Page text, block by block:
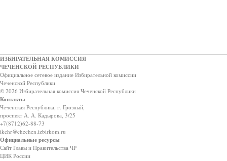
ИЗБИРАТЕЛЬНАЯ КОМИССИЯ
ЧЕЧЕНСКОЙ РЕСПУБЛИКИ
Официальное сетевое издание Избирательной комиссии
Чеченской Республики
© 2026 Избирательная комиссия Чеченской Республики
Контакты
Чеченская Республика, г. Грозный,
проспект А. А. Кадырова, 3/25
+7(8712)62-88-73
ikchr@chechen.izbirkom.ru
Официальные ресурсы
Сайт Главы и Правительства ЧР
ЦИК России